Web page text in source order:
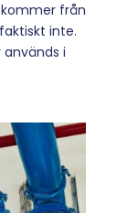
från
inte.
i